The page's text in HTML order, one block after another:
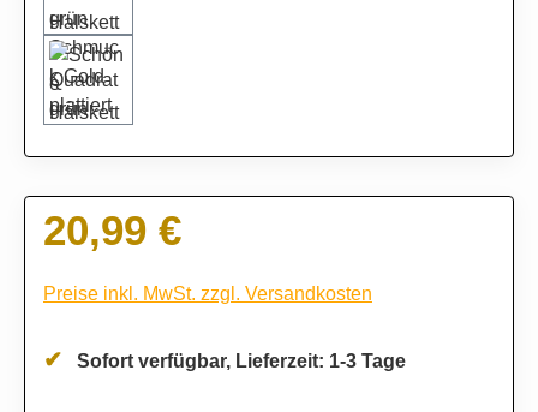
Regulärer Preis:
20,99 €
Preise inkl. MwSt. zzgl. Versandkosten
Sofort verfügbar, Lieferzeit: 1-3 Tage